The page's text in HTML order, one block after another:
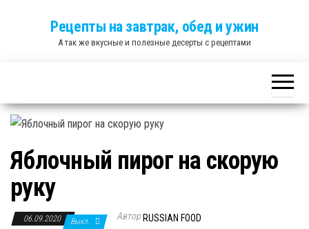
Рецепты на завтрак, обед и ужин
А так же вкусные и полезные десерты с рецептами
Яблочный пирог на скорую
руку
06.09.2020 Выкл. Автор RUSSIAN FOOD